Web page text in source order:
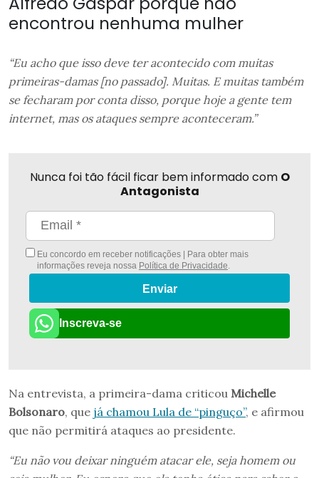
encontrou nenhuma mulher
“Eu acho que isso deve ter acontecido com muitas
primeiras-damas [no passado]. Muitas. E muitas também
se fecharam por conta disso, porque hoje a gente tem
internet, mas os ataques sempre aconteceram.”
Nunca foi tão fácil ficar bem informado com O
Antagonista
Eu concordo em receber notificações | Para obter mais
informações reveja nossa Política de Privacidade
Enviar
Inscreva-se
Na entrevista, a primeira-dama criticou Michelle
Bolsonaro, que já chamou Lula de “pinguço”, e afirmou
que não permitirá ataques ao presidente.
“Eu não vou deixar ninguém atacar ele, seja homem ou